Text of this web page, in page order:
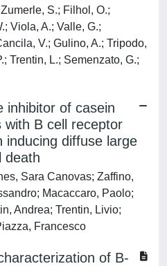
S.; Filhol, O.;
Viola, A.; Valle, G.;
V.; Gulino, A.; Tripodo,
Trentin, L.; Semenzato, G.;
inhibitor of casein
with B cell receptor
inducing diffuse large
death
Sara Canovas; Zaffino,
Macaccaro, Paolo;
Andrea; Trentin, Livio;
Francesco
of B-